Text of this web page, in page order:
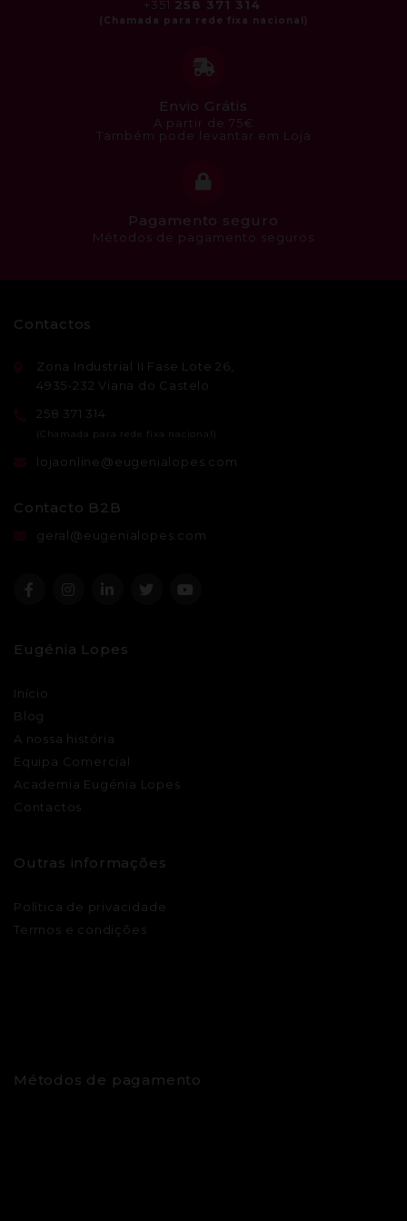
+351 258 371 314
Envio Grátis
A partir de 75€
Também pode levantar em Loja
Pagamento seguro
Métodos de pagamento seguros
Contactos
Zona Industrial II Fase Lote 26,
4935-232 Viana do Castelo
258 371 314
lojaonline@eugenialopes.com
Contacto B2B
geral@eugenialopes.com
Eugénia Lopes
Início
Blog
A nossa história
Equipa Comercial
Academia Eugénia Lopes
Contactos
Outras informações
Política de privacidade
Termos e condições
Métodos de pagamento